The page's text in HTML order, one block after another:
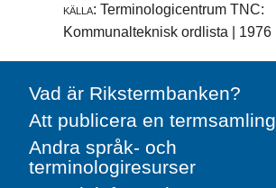
källa: Terminologicentrum TNC:
Kommunalteknisk ordlista | 1976
Vad är Rikstermbanken?
Att publicera en termsamling
Andra språk- och
terminologiresurser